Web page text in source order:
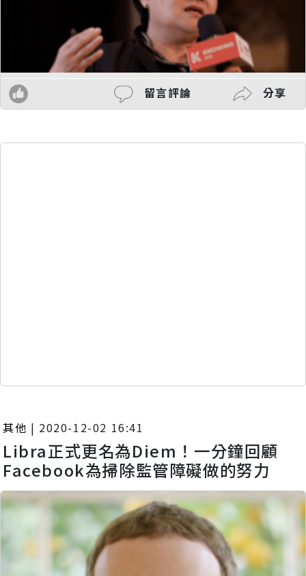
留言評論 分享
其他 | 2020-12-02 16:41
Libra正式更名為Diem！一分鐘回顧
Facebook為掃除監管障礙做的努力